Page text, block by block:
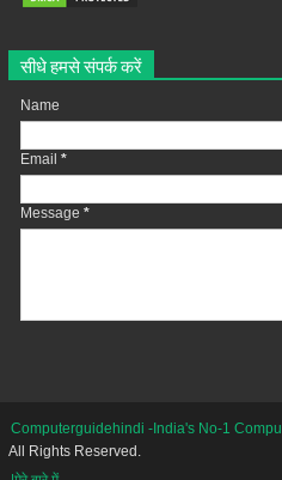
सीधे हमसे संपर्क करें
Name
Email *
Message *
Computerguidehindi -India's No-1
All Rights Reserved.